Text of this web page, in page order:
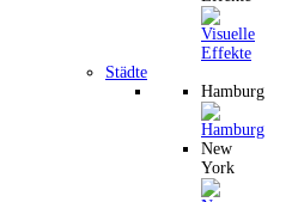
Städte
Hamburg
New
York